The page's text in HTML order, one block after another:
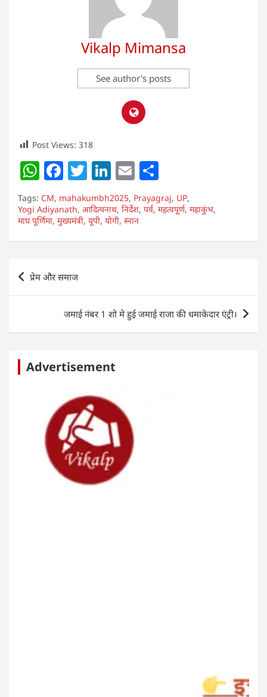
Vikalp Mimansa
See author's posts
Post Views: 318
W
h
at
s
A
p
p
F
a
c
e
b
o
k
T
w
itt
er
Li
n
k
e
dI
E
m
ai
l
h
ar
Tags: CM, mahakumbh2025, Prayagraj, UP,
Yogi Adiyanath, आदित्यनाथ, निर्देश, पर्व, महत्वपूर्ण, महाकुंभ,
माघ पूर्णिमा, मुख्यमंत्री, यूपी, योगी, स्नान
Post
navigation
प्रेम और समाज
जमाई नंबर 1 शो मे हुई जमाई राजा की धमाकेदार एंट्री।
Advertisement